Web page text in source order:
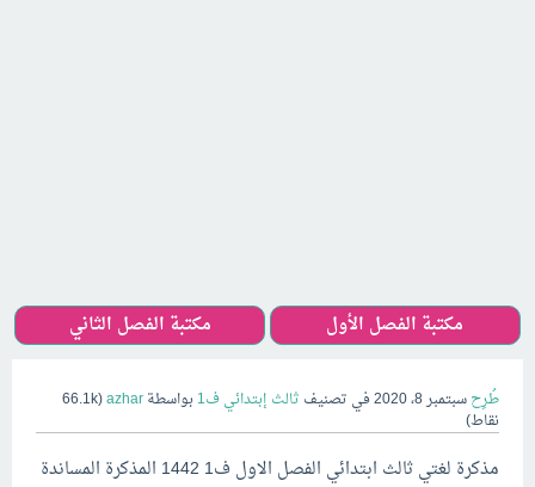
مكتبة الفصل الأول مكتبة الفصل الثاني
طُرِحسبتمبر 8، 2020 في تصنيف ثالث إبتدائي ف1 بواسطةazhar
(
66.1k
نقاط)
مذكرة لغتي ثالث ابتدائي الفصل الاول ف1 1442 المذكرة المساندة